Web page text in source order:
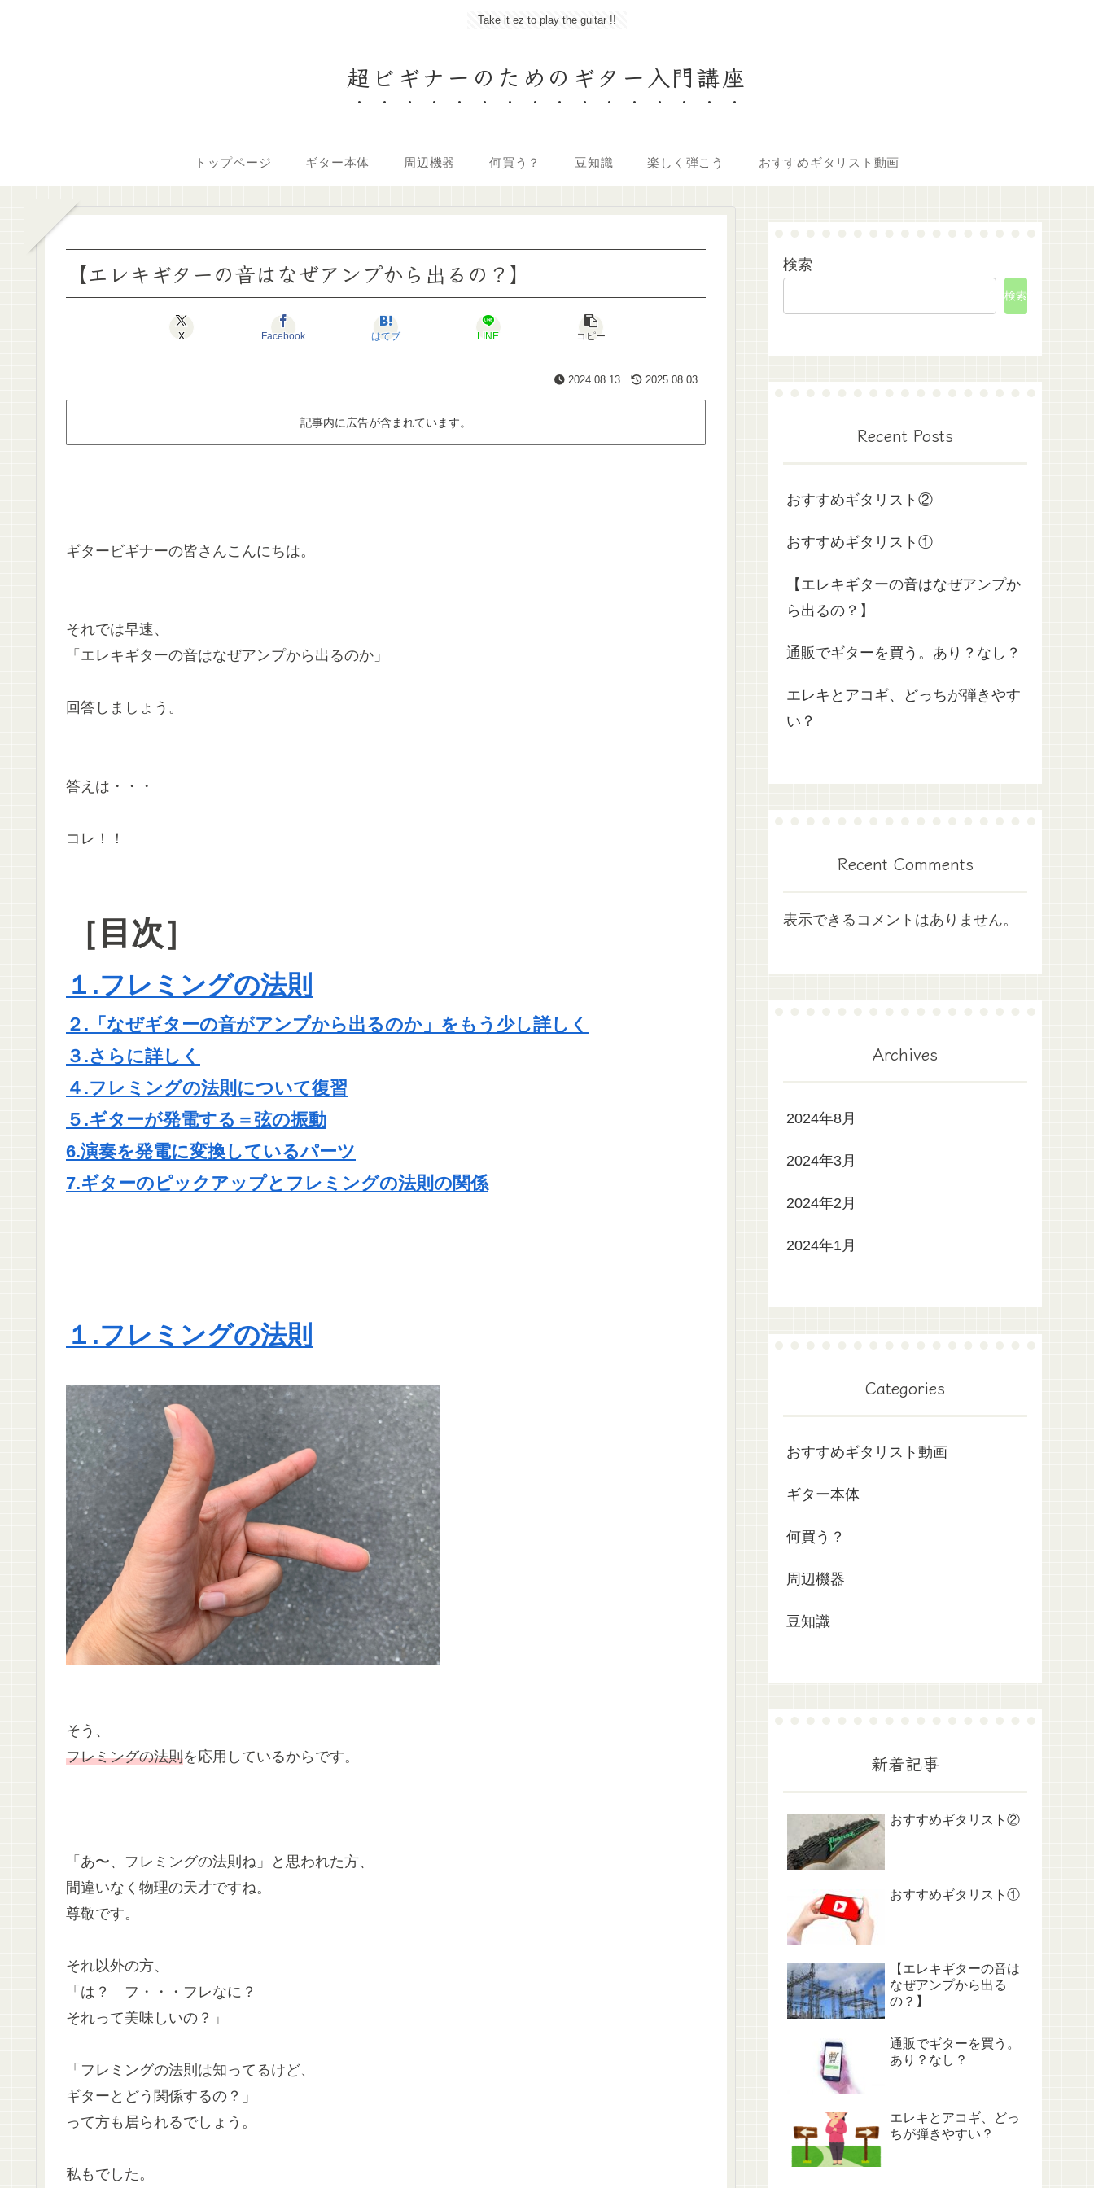
Take it ez to play the guitar !!
超ビギナーのためのギター入門講座
トップページ ギター本体 周辺機器 何買う？ 豆知識 楽しく弾こう おすすめギタリスト動画
【エレキギターの音はなぜアンプから出るの？】
X Facebook はてブ LINE コピー
2024.08.13 2025.08.03
記事内に広告が含まれています。
ギタービギナーの皆さんこんにちは。
それでは早速、
「エレキギターの音はなぜアンプから出るのか」
回答しましょう。
答えは・・・
コレ！！
［目次］
１.フレミングの法則
２.「なぜギターの音がアンプから出るのか」をもう少し詳しく
３.さらに詳しく
４.フレミングの法則について復習
５.ギターが発電する＝弦の振動
6.演奏を発電に変換しているパーツ
7.ギターのピックアップとフレミングの法則の関係
１.フレミングの法則
そう、
フレミングの法則を応用しているからです。
「あ〜、フレミングの法則ね」と思われた方、
間違いなく物理の天才ですね。
尊敬です。
それ以外の方、
「は？ フ・・・フレなに？
それって美味しいの？」
「フレミングの法則は知ってるけど、
ギターとどう関係するの？」
って方も居られるでしょう。
私もでした。
検索
検索
Recent Posts
おすすめギタリスト②
おすすめギタリスト①
【エレキギターの音はなぜアンプか
ら出るの？】
通販でギターを買う。あり？なし？
エレキとアコギ、どっちが弾きやす
い？
Recent Comments
表示できるコメントはありません。
Archives
2024年8月
2024年3月
2024年2月
2024年1月
Categories
おすすめギタリスト動画
ギター本体
何買う？
周辺機器
豆知識
新着記事
おすすめギタリスト②
おすすめギタリスト①
【エレキギターの音は
なぜアンプから出る
の？】
通販でギターを買う。
あり？なし？
エレキとアコギ、どっ
ちが弾きやすい？